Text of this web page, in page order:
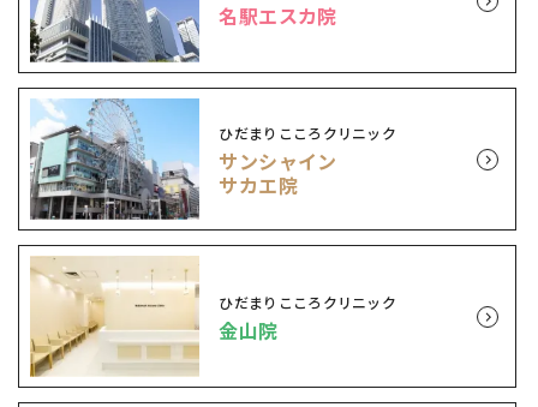
名駅エスカ院
ひだまりこころクリニック
サンシャイン
サカエ院
ひだまりこころクリニック
金山院